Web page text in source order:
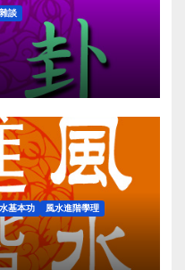
談
基本功 風水進階學理